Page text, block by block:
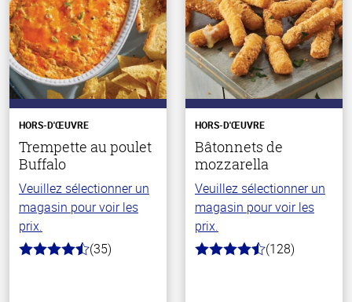
HORS-D'ŒUVRE
Trempette au poulet
Buffalo
Veuillez sélectionner un
magasin pour voir les
prix.
4.4
(35)
HORS-D'ŒUVRE
Bâtonnets de
mozzarella
Veuillez sélectionner un
magasin pour voir les
prix.
4.6
(128)